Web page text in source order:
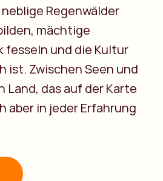
Regenwälder
mächtige
fesseln und die Kultur
ist. Zwischen Seen und
das auf der Karte
aber in jeder Erfahrung